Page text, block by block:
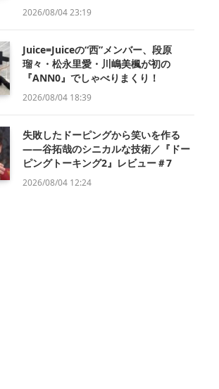
2026/08/04 23:19
Juice=Juiceの“西”メンバー、段原
瑠々・松永里愛・川嶋美楓が初の
『ANN0』でしゃべりまくり！
2026/08/04 18:39
失敗したドーピングから笑いを作る
——谷拓哉のシニカルな技術／『ドー
ピングトーキング2』レビュー＃7
2026/08/04 12:24